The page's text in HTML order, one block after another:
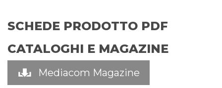
SCHEDE PRODOTTO PDF
CATALOGHI E MAGAZINE
Mediacom Magazine